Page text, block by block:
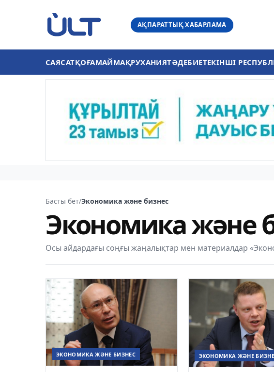
АҚПАРАТТЫҚ ХАБАРЛАМА
САЯСАТҚОҒАМАЙМАҚРУХАНИЯТӘДЕБИЕТЕКІНШІ
Басты бет/Экономика және бизнес
Экономика және
Осы айдардағы соңғы жаңалықтар мен материалдар
ЭКОНОМИКА ЖӘНЕ БИЗНЕС ЭКОНОМИКА ЖӘНЕ